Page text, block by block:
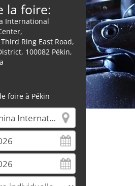
la foire:
International
Ring East Road,
100082 Pékin,
foire à Pékin